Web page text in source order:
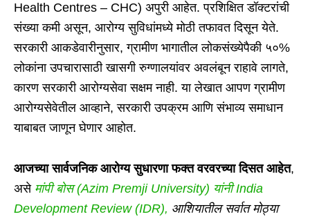
Health Centres – CHC) अपुरी आहेत. प्रशिक्षित डॉक्टरांची
संख्या कमी असून, आरोग्य सुविधांमध्ये मोठी तफावत दिसून येते.
सरकारी आकडेवारीनुसार, ग्रामीण भागातील लोकसंख्येपैकी ५०%
लोकांना उपचारासाठी खासगी रुग्णालयांवर अवलंबून राहावे लागते,
कारण सरकारी आरोग्यसेवा सक्षम नाही. या लेखात आपण ग्रामीण
आरोग्यसेवेतील आव्हाने, सरकारी उपक्रम आणि संभाव्य समाधान
याबाबत जाणून घेणार आहोत.
आजच्या सार्वजनिक आरोग्य सुधारणा फक्त वरवरच्या दिसत आहेत,
असे मांपी बोस (Azim Premji University) यांनी India
Development Review (IDR), आशियातील सर्वात मोठ्या